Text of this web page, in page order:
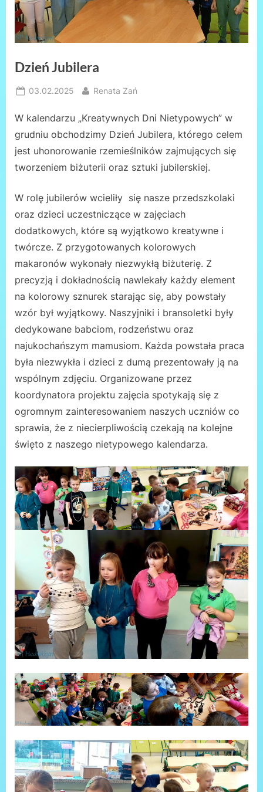
Dzień Jubilera
Posted
03.02.2025 By
Renata Zań
W kalendarzu „Kreatywnych Dni Nietypowych” w
grudniu obchodzimy Dzień Jubilera, którego celem
jest uhonorowanie rzemieślników zajmujących się
tworzeniem biżuterii oraz sztuki jubilerskiej.
W rolę jubilerów wcieliły się nasze przedszkolaki
oraz dzieci uczestniczące w zajęciach
dodatkowych, które są wyjątkowo kreatywne i
twórcze. Z przygotowanych kolorowych
makaronów wykonały niezwykłą biżuterię. Z
precyzją i dokładnością nawlekały każdy element
na kolorowy sznurek starając się, aby powstały
wzór był wyjątkowy. Naszyjniki i bransoletki były
dedykowane babciom, rodzeństwu oraz
najukochańszym mamusiom. Każda powstała praca
była niezwykła i dzieci z dumą prezentowały ją na
wspólnym zdjęciu. Organizowane przez
koordynatora projektu zajęcia spotykają się z
ogromnym zainteresowaniem naszych uczniów co
sprawia, że z niecierpliwością czekają na kolejne
święto z naszego nietypowego kalendarza.